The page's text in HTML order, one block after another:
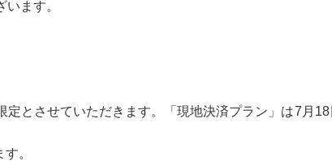
ます。
とさせていただきます。「現地決済プラン」は7月
。